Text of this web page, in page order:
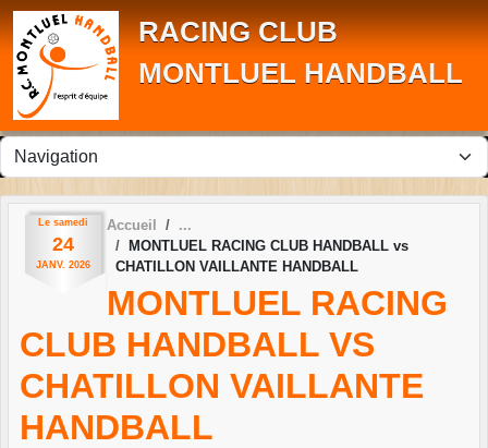
RACING CLUB
MONTLUEL HANDBALL
Le samedi
24
JANV. 2026
Accueil
MONTLUEL RACING CLUB HANDBALL vs
CHATILLON VAILLANTE HANDBALL
MONTLUEL RACING
CLUB HANDBALL VS
CHATILLON VAILLANTE
HANDBALL
Panneau de gestion des cookies